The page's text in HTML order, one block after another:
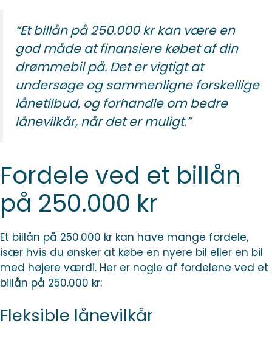
“Et billån på 250.000 kr kan være en
god måde at finansiere købet af din
drømmebil på. Det er vigtigt at
undersøge og sammenligne forskellige
lånetilbud, og forhandle om bedre
lånevilkår, når det er muligt.”
Fordele ved et billån
på 250.000 kr
Et billån på 250.000 kr kan have mange fordele,
især hvis du ønsker at købe en nyere bil eller en bil
med højere værdi. Her er nogle af fordelene ved et
billån på 250.000 kr:
Fleksible lånevilkår